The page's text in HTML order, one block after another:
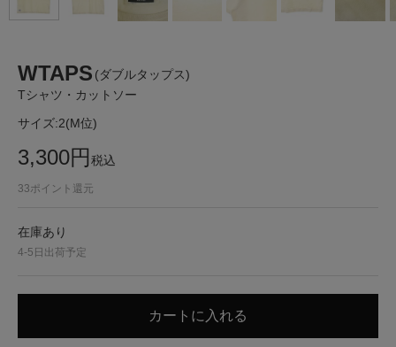
WTAPS (ダブルタップス)
Tシャツ・カットソー
サイズ:2(M位)
3,300円税込
33ポイント還元
在庫あり
4-5日出荷予定